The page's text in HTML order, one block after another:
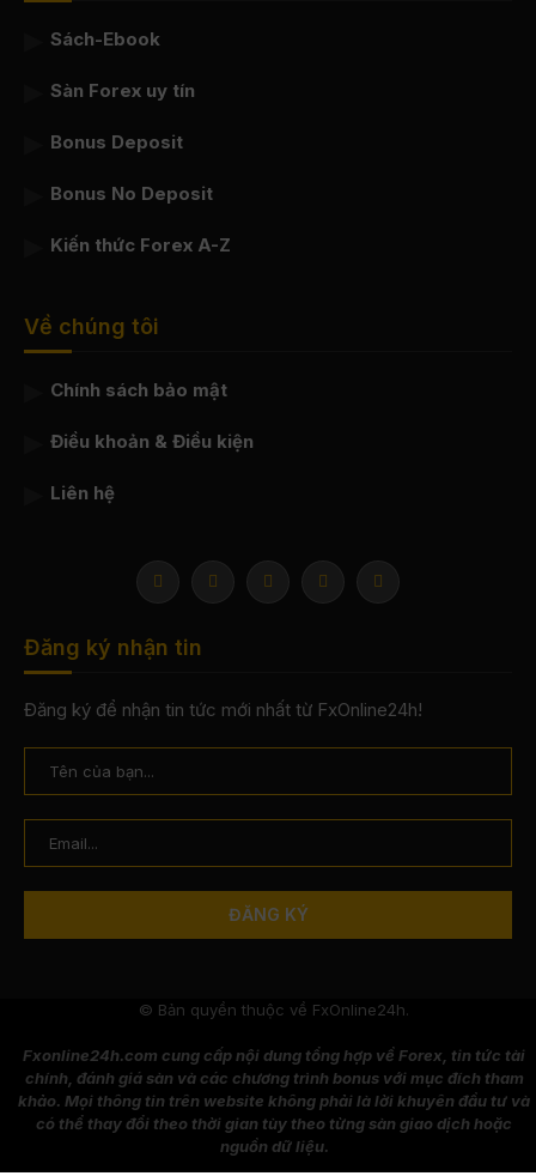
Sách-Ebook
Sàn Forex uy tín
Bonus Deposit
Bonus No Deposit
Kiến thức Forex A-Z
Về chúng tôi
Chính sách bảo mật
Điều khoản & Điều kiện
Liên hệ
Đăng ký nhận tin
Đăng ký để nhận tin tức mới nhất từ FxOnline24h!
© Bản quyền thuộc về FxOnline24h.
Fxonline24h.com cung cấp nội dung tổng hợp về Forex, tin tức tài
chính, đánh giá sàn và các chương trình bonus với mục đích tham
khảo. Mọi thông tin trên website không phải là lời khuyên đầu tư và
có thể thay đổi theo thời gian tùy theo từng sàn giao dịch hoặc
nguồn dữ liệu.